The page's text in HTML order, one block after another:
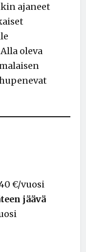
ajaneet
oleva
€/vuosi
jäävä